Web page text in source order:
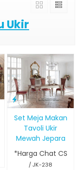
Ukir
Set Meja Makan
Tavoli Ukir
Mewah Jepara
*Harga Chat CS
/ JK-238